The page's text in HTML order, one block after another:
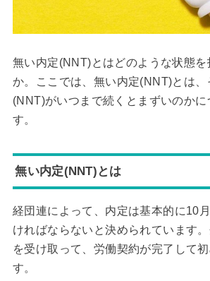
無い内定(NNT)とはどのような状態を
か。ここでは、無い内定(NNT)とは、
(NNT)がいつまで続くとまずいのかに
す。
無い内定(NNT)とは
経団連によって、内定は基本的に10
ければならないと決められています
を受け取って、労働契約が完了して
す。